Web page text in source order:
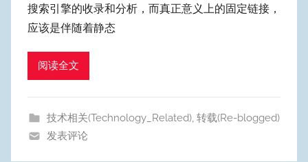
p
u
n
搜索引擎的收录和分析，而真正意义上的固定链接，
应该是伴随着静态
阅读全文
技术相关(Technology_Related), 转载(Re-blogged)
发表评论